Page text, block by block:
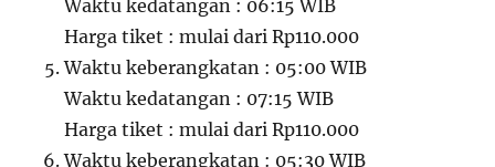
Waktu kedatangan : 06:15 WIB
Harga tiket : mulai dari Rp110.000
Waktu keberangkatan : 05:00 WIB
Waktu kedatangan : 07:15 WIB
Harga tiket : mulai dari Rp110.000
Waktu keberangkatan : 05:30 WIB